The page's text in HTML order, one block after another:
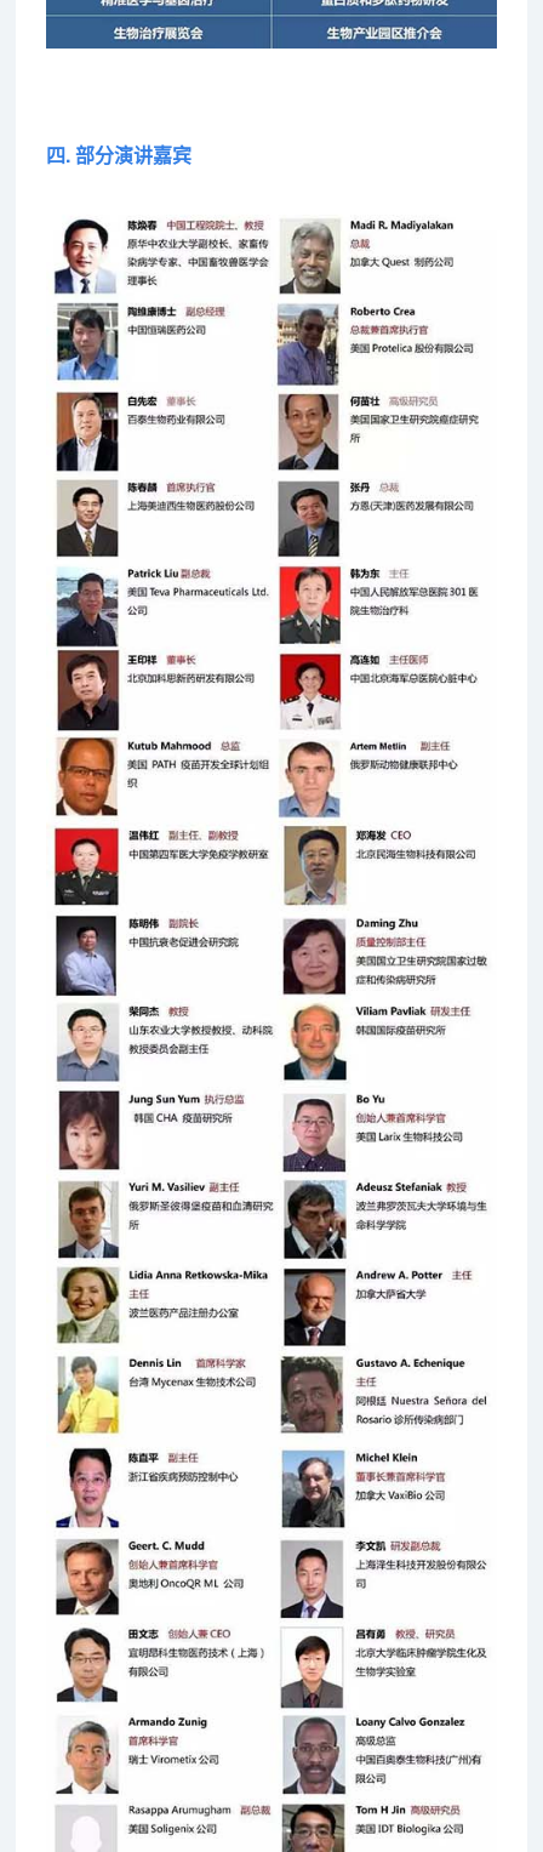
四. 部分演讲嘉宾